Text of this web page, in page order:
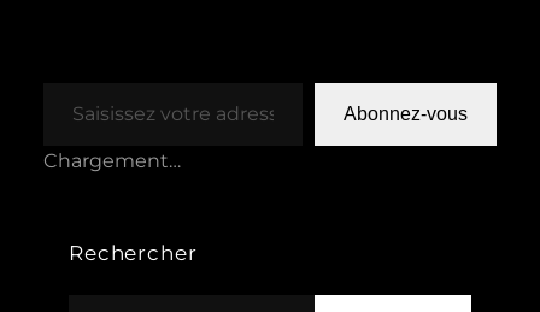
Abonnez-vous
Chargement…
Rechercher